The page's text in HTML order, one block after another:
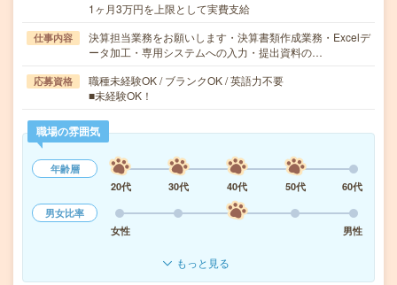
1ヶ月3万円を上限として実費支給
仕事内容
決算担当業務をお願いします・決算書類作成業務・Excelデ
ータ加工・専用システムへの入力・提出資料の…
応募資格
職種未経験OK / ブランクOK / 英語力不要
■未経験OK！
職場の雰囲気
年齢層
20代
30代 40代 50代
60代
男女比率
女性
男性
もっと見る